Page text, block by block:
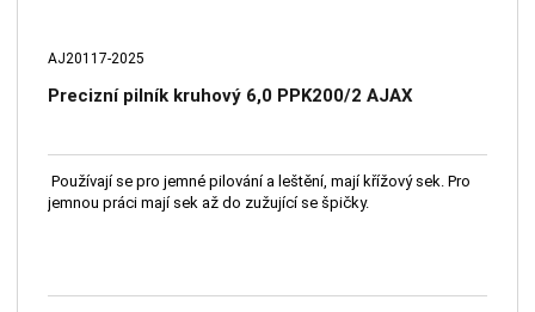
AJ20117-2025
Precizní pilník kruhový 6,0 PPK200/2 AJAX
Používají se pro jemné pilování a leštění, mají křížový sek. Pro
jemnou práci mají sek až do zužující se špičky.